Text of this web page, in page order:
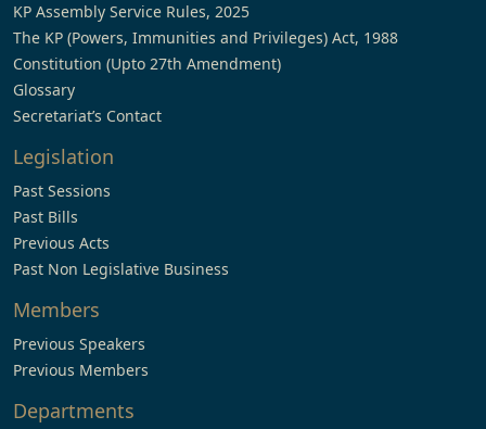
KP Assembly Service Rules, 2025
The KP (Powers, Immunities and Privileges) Act, 1988
Constitution (Upto 27th Amendment)
Glossary
Secretariat’s Contact
Legislation
Past Sessions
Past Bills
Previous Acts
Past Non Legislative Business
Members
Previous Speakers
Previous Members
Departments